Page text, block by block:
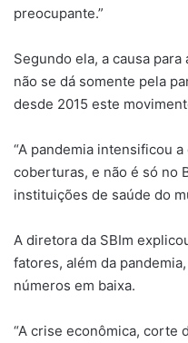
preocupante.”
Segundo ela, a causa
não se dá somente pela
desde 2015 este
“A pandemia intensificou
coberturas, e não é só no
instituições de saúde do
A diretora da SBIm
fatores, além da
números em baixa.
“A crise econômica, corte